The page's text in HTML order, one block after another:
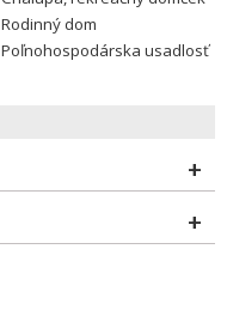
Rodinný dom
Poľnohospodárska usadlosť